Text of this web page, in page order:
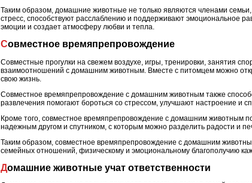
Таким образом, домашние животные не только являются членами
стресс, способствуют расслаблению и поддерживают эмоциональное
эмоции и создает атмосферу любви и тепла.
Совместное времяпрепровождение
Совместные прогулки на свежем воздухе, игры, тренировки, занятия
взаимоотношений с домашним животным. Вместе с питомцем можно
свою жизнь.
Совместное времяпрепровождение с домашним животным также
развлечения помогают бороться со стрессом, улучшают настроение и
Кроме того, совместное времяпрепровождение с домашним животным
надежным другом и спутником, с которым можно разделить радости и
Таким образом, совместное времяпрепровождение с домашним
семейных отношений, физическому и эмоциональному благополучию
Домашние животные учат ответственности